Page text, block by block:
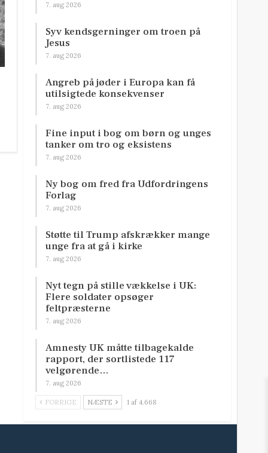
7. aug 2026
Syv kendsgerninger om troen på
Jesus
7. aug 2026
Angreb på jøder i Europa kan få
utilsigtede konsekvenser
7. aug 2026
Fine input i bog om børn og unges
tanker om tro og eksistens
7. aug 2026
Ny bog om fred fra Udfordringens
Forlag
7. aug 2026
Støtte til Trump afskrækker mange
unge fra at gå i kirke
7. aug 2026
Nyt tegn på stille vækkelse i UK:
Flere soldater opsøger
feltpræsterne
7. aug 2026
Amnesty UK måtte tilbagekalde
rapport, der sortlistede 117
velgørende…
7. aug 2026
FORRIGE NÆSTE 1 af 4.668